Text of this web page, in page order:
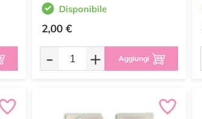
Disponibile
2,00 €
- + Aggiungi